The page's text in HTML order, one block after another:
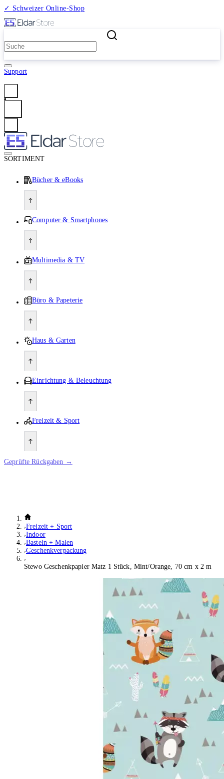
✓ Schweizer Online-Shop
Support
SORTIMENT
Bücher & eBooks
Computer & Smartphones
Multimedia & TV
Büro & Papeterie
Haus & Garten
Einrichtung & Beleuchtung
Freizeit & Sport
Geprüfte Rückgaben →
Freizeit + Sport
Indoor
Basteln + Malen
Geschenkverpackung
Stewo Geschenkpapier Matz 1 Stück, Mint/Orange, 70 cm x 2 m